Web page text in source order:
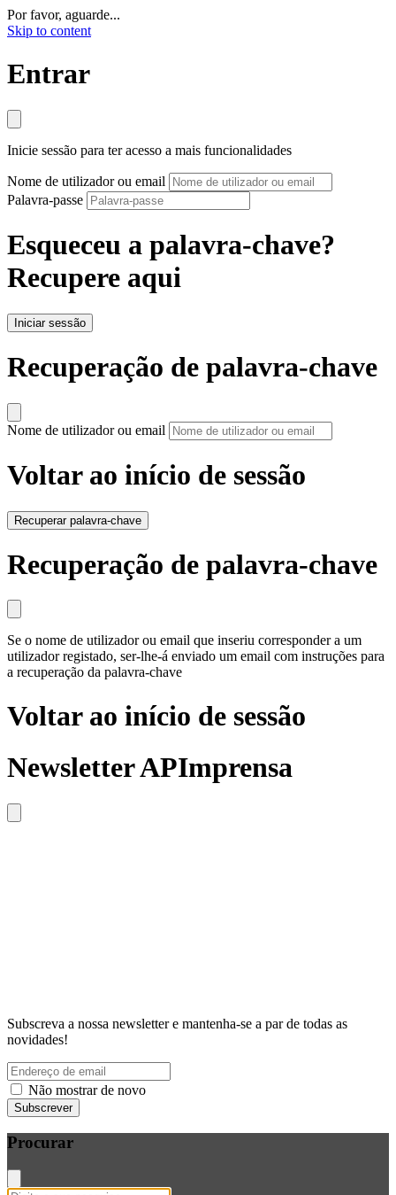
Por favor, aguarde...
Skip to content
Entrar
Inicie sessão para ter acesso a mais funcionalidades
Nome de utilizador ou email
Palavra-passe
Esqueceu a palavra-chave?
Recupere aqui
Iniciar sessão
Recuperação de palavra-chave
Nome de utilizador ou email
Voltar ao início de sessão
Recuperar palavra-chave
Recuperação de palavra-chave
Se o nome de utilizador ou email que inseriu corresponder a um
utilizador registado, ser-lhe-á enviado um email com instruções para
a recuperação da palavra-chave
Voltar ao início de sessão
Newsletter APImprensa
Subscreva a nossa newsletter e mantenha-se a par de todas as
novidades!
Não mostrar de novo
Subscrever
Procurar